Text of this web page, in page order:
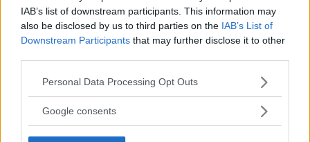
IAB’s list of downstream participants. This information may
also be disclosed by us to third parties on the IAB’s List of
Downstream Participants that may further disclose it to other
Please note that this website/app uses one or more Google
not limited to your visit or usage behaviour. You may click to
use your data for below specified purposes in below Google
Personal Data Processing Opt Outs
Google consents
INGREDIENTI
1 panettone
3 tazze di caffè ristretto
1 litro di latte
1 cucchiaino di maizena
90 g. di zucchero
6 uova